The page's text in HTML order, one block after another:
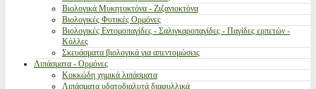
Βιολογικά Μυκητοκτόνα - Ζιζανιοκτόνα
Βιολογικές Φυτικές Ορμόνες
Βιολογικές Εντομοπαγίδες - Σαλιγκαροπαγίδες - Παγίδες ερπετών -
Κόλλες
Σκευάσματα βιολογικά για απεντομώσεις
Λιπάσματα - Ορμόνες
Κοκκώδη χημικά λιπάσματα
Λιπάσματα υδατοδιαλυτά διαφυλλικά